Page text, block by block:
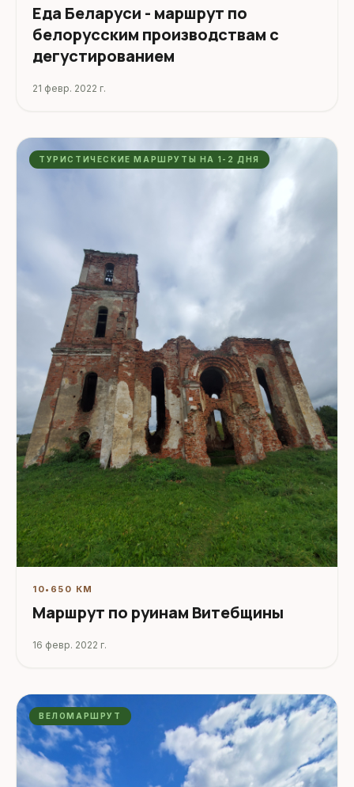
Еда Беларуси - маршрут по
белорусским производствам с
дегустированием
21 февр. 2022 г.
ТУРИСТИЧЕСКИЕ МАРШРУТЫ НА 1-2 ДНЯ
10• 650 КМ
Маршрут по руинам Витебщины
16 февр. 2022 г.
ВЕЛОМАРШРУТ